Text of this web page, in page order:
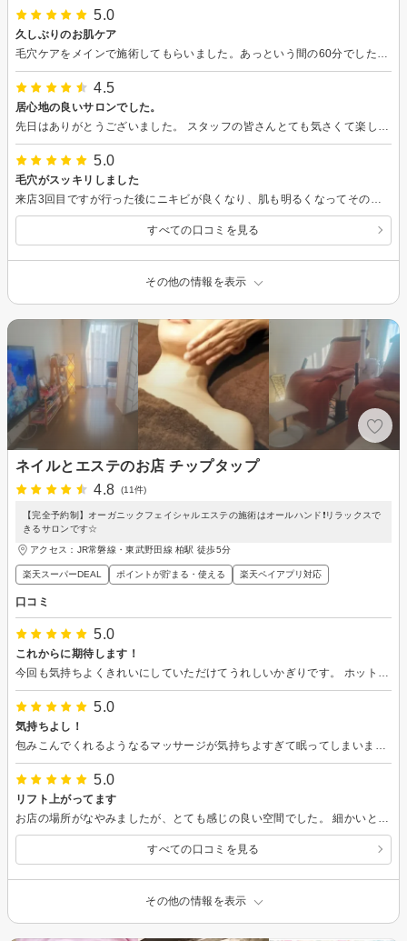
5.0
久しぶりのお肌ケア
4.5
居心地の良いサロンでした。
5.0
毛穴がスッキリしました
すべての口コミを見る
その他の情報を表示
ネイルとエステのお店 チップタップ
4.8
(11件)
【完全予約制】オーガニックフェイシャルエステの施術はオールハンド❗️リラックスで
きるサロンです☆
アクセス：JR常磐線・東武野田線 柏駅 徒歩5分
楽天スーパーDEAL ポイントが貯まる・使える 楽天ペイアプリ対応
口コミ
5.0
これからに期待します！
5.0
気持ちよし！
5.0
リフト上がってます
すべての口コミを見る
その他の情報を表示